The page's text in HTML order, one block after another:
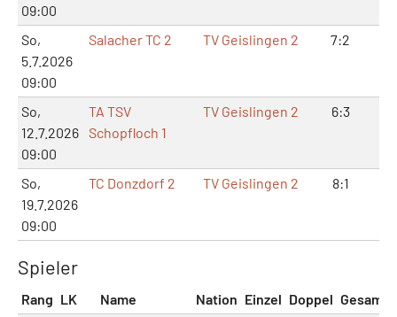
09:00
So,
5.7.2026
09:00
Salacher TC 2 TV Geislingen 2 7:2
So,
12.7.2026
09:00
TA TSV
Schopfloch 1
TV Geislingen 2 6:3
So,
19.7.2026
09:00
TC Donzdorf 2 TV Geislingen 2 8:1
Spieler
Rang LK Name Nation Einzel Doppel Gesamt